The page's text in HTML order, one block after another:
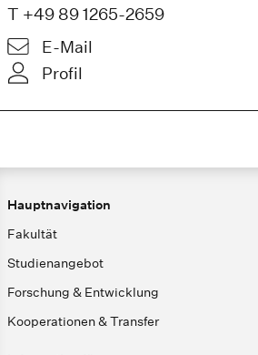
T +49 89 1265-2659
E-Mail
Profil
Hauptnavigation
Fakultät
Studienangebot
Forschung & Entwicklung
Kooperationen & Transfer